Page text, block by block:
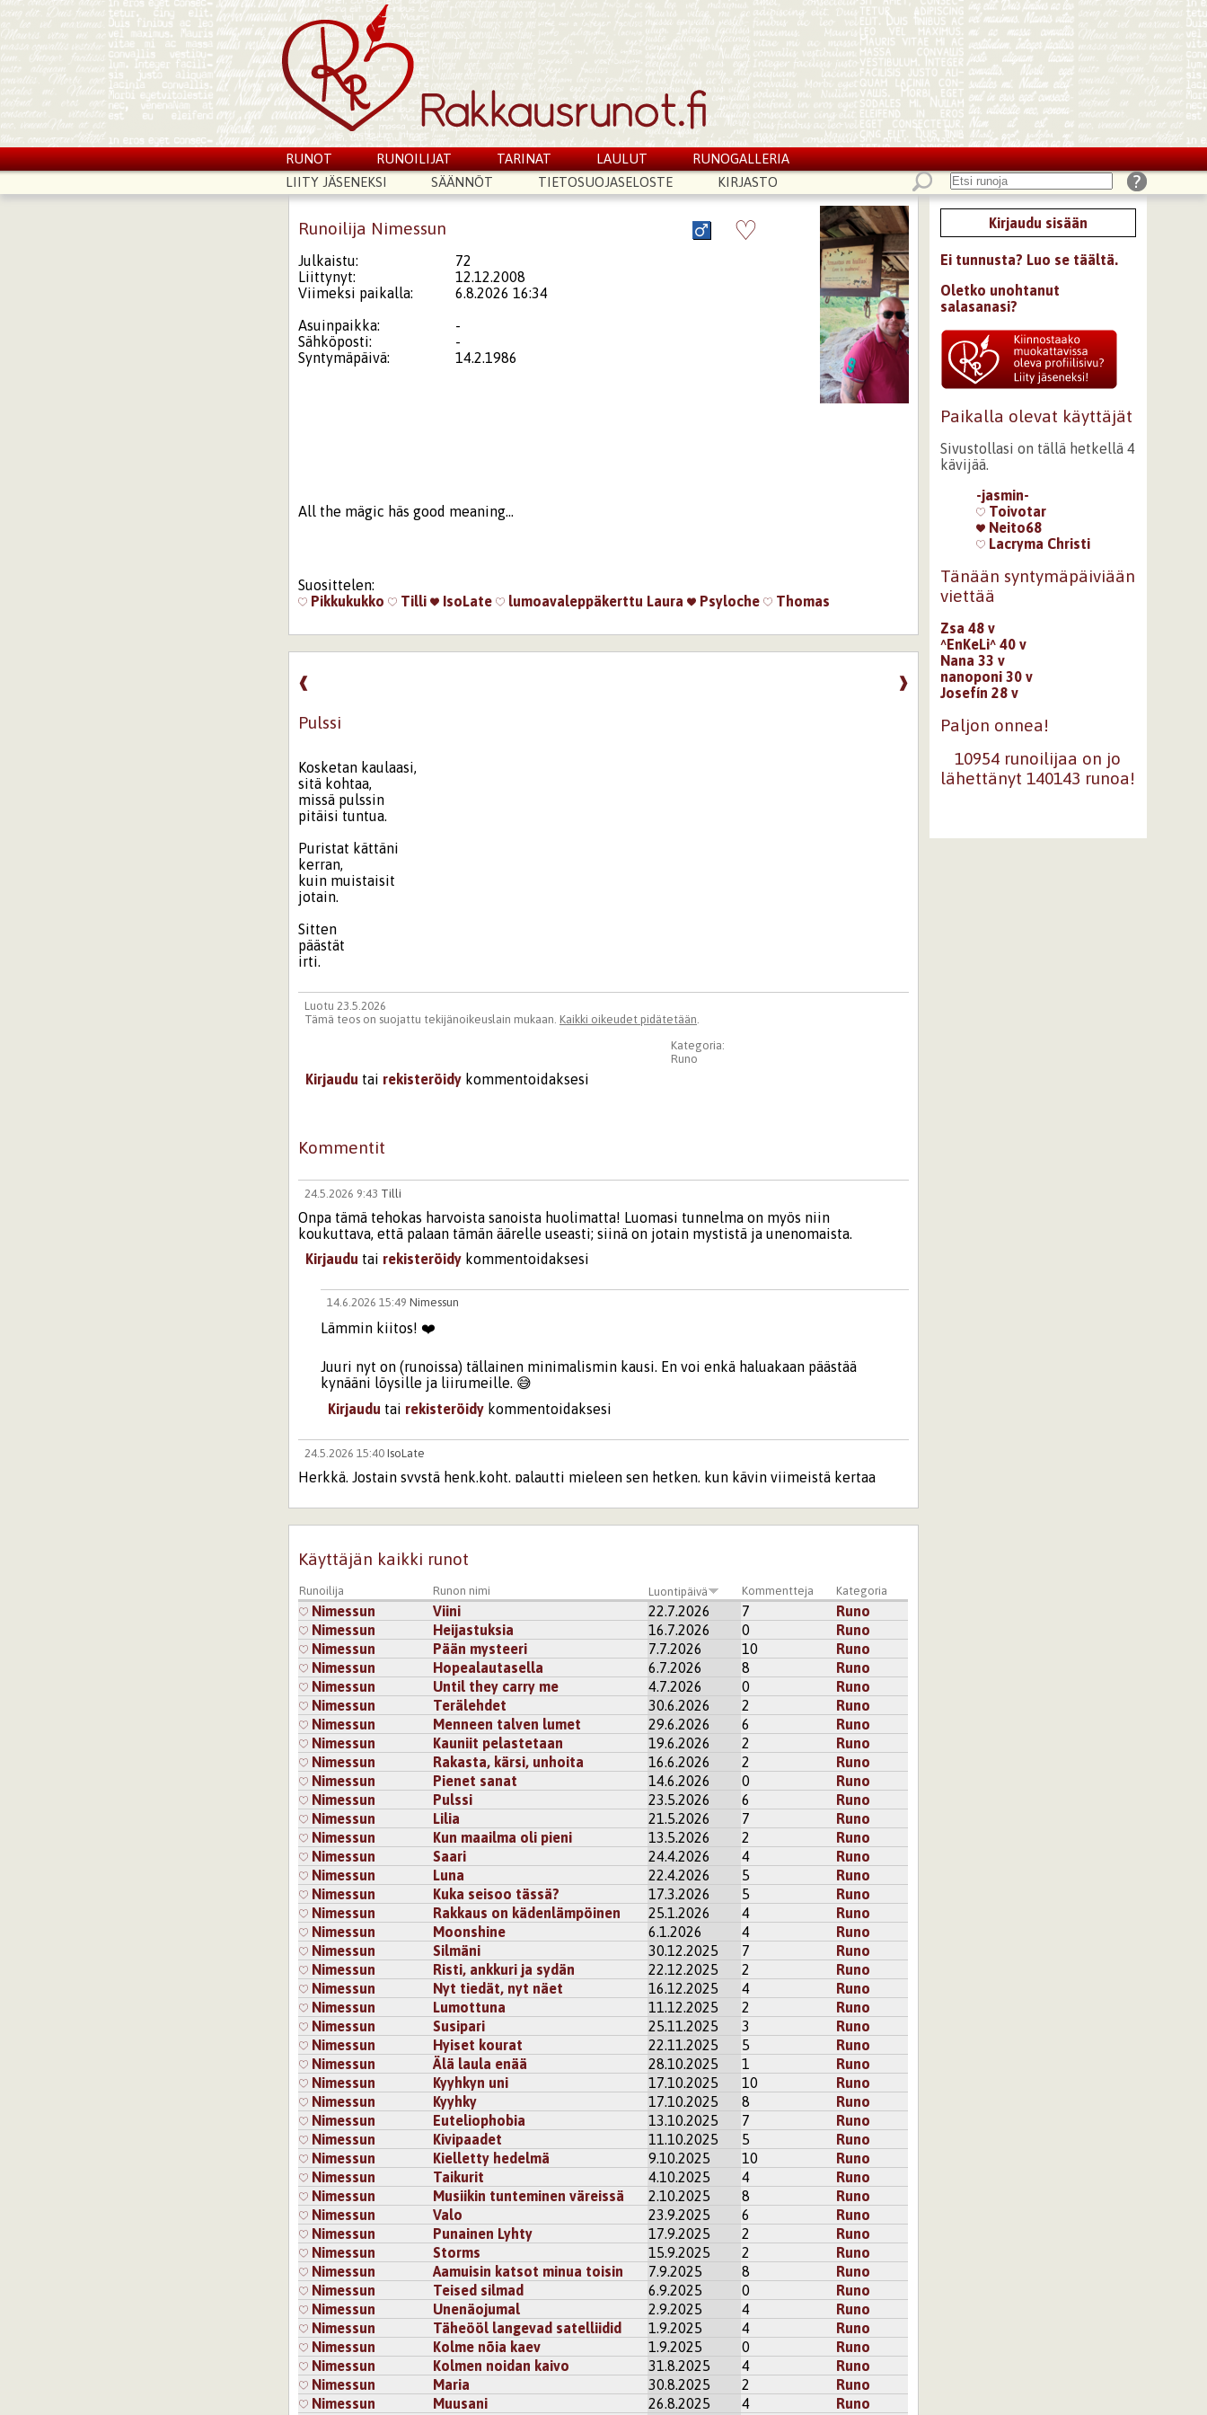
RUNOT RUNOILIJAT TARINAT LAULUT
RUNOGALLERIA
LIITY JÄSENEKSI
SÄÄNNÖT TIETOSUOJASELOSTE KIRJASTO
Runoilija Nimessun ♡
Julkaistu:
72
Liittynyt:
12.12.2008
Viimeksi paikalla:
6.8.2026 16:34
Asuinpaikka:
-
Sähköposti:
-
Syntymäpäivä:
14.2.1986
All the mägic häs good meaning...
Suosittelen:
Pikkukukko
Tilli IsoLate lumoavaleppäkerttu Laura Psyloche Thomas
❱
❰
Pulssi
Kosketan kaulaasi,
sitä kohtaa,
missä pulssin
pitäisi tuntua.
Puristat kättäni
kerran,
kuin muistaisit
jotain.
Sitten
päästät
irti.
Luotu 23.5.2026
Tämä teos on suojattu tekijänoikeuslain mukaan. Kaikki oikeudet pidätetään.
Kategoria:
Runo
Kirjaudu tai rekisteröidy kommentoidaksesi
Kommentit
24.5.2026 9:43 Tilli
Onpa tämä tehokas harvoista sanoista huolimatta! Luomasi tunnelma on myös niin
koukuttava, että palaan tämän äärelle useasti; siinä on jotain mystistä ja unenomaista.
Kirjaudu tai rekisteröidy kommentoidaksesi
14.6.2026 15:49 Nimessun
Lämmin kiitos! ❤️
Juuri nyt on (runoissa) tällainen minimalismin kausi. En voi enkä haluakaan päästää
kynääni löysille ja liirumeille. 😅
Kirjaudu tai rekisteröidy kommentoidaksesi
24.5.2026 15:40 IsoLate
Herkkä. Jostain syystä henk.koht. palautti mieleen sen hetken, kun kävin viimeistä kertaa
14.6.2026 15:51Nimessun
Kiitos! ❤️
On aina hyvin palkitsevaa, jos lukija saattaa kontekstoida runon omaan elämäänsä. En
tietenkään ole iloissani siitä, että se tuo mieleen tuon menetyksen hetken.
Jos kohta on niin, ettei omat runoni ikinä synny euforiassa (tai on niitä ehkä kaksi).
Tarvitaan särkynyt sydän insipiraatioksi ja kärsimystä polttoaineeksi. 😅
Kirjaudutairekisteröidykommentoidaksesi
15.6.2026 9:14 IsoLate
Eikös sitä usein sanota, että paras taide syntyy kärsimyksestä? Ja silti sitä toivoo, että
kukaan ei joutuisi kärsimään.
Kirjaudutairekisteröidykommentoidaksesi
15.6.2026 21:36Nimessun
Niin se varmaan on. Jos on aina tosi tasaista, niin ei kai ole tarvetta unelmoida,
haaveilla eikä sydänkään ole vähän väliä tuhannen päreinä. Mistä sitä silloin edes
kirjoittaisi! ❤️
Kirjaudutairekisteröidykommentoidaksesi
Sivut
Käyttäjän kaikki runot
Runoilija Runon nimi Luontipäivä Kommentteja Kategoria
Nimessun Viini 22.7.2026 7
Runo
Nimessun
Heijastuksia 16.7.2026 0
Runo
Nimessun
Pään mysteeri 7.7.2026 10
Runo
Nimessun
Hopealautasella 6.7.2026 8
Runo
Nimessun
Until they carry me 4.7.2026 0
Runo
Nimessun
Terälehdet 30.6.2026 2
Runo
Nimessun
Menneen talven lumet 29.6.2026 6
Runo
Nimessun
Kauniit pelastetaan 19.6.2026 2
Runo
Nimessun
Rakasta, kärsi, unhoita 16.6.2026 2
Runo
Nimessun
Pienet sanat 14.6.2026 0
Runo
Nimessun
Pulssi 23.5.2026 6
Runo
Nimessun
Lilia 21.5.2026 7
Runo
Nimessun
Kun maailma oli pieni 13.5.2026 2
Runo
Nimessun
Saari 24.4.2026 4
Runo
Nimessun
Luna 22.4.2026 5
Runo
Nimessun
Kuka seisoo tässä? 17.3.2026 5
Runo
Nimessun
Rakkaus on kädenlämpöinen 25.1.2026 4
Runo
Nimessun
Moonshine 6.1.2026 4
Runo
Nimessun
Silmäni 30.12.2025 7
Runo
Nimessun
Risti, ankkuri ja sydän 22.12.2025 2
Runo
Nimessun
Nyt tiedät, nyt näet 16.12.2025 4
Runo
Nimessun
Lumottuna 11.12.2025 2
Runo
Nimessun
Susipari 25.11.2025 3
Runo
Nimessun
Hyiset kourat 22.11.2025 5
Runo
Nimessun
Älä laula enää 28.10.2025 1
Runo
Nimessun
Kyyhkyn uni 17.10.2025 10
Runo
Nimessun
Kyyhky 17.10.2025 8
Runo
Nimessun
Euteliophobia 13.10.2025 7
Runo
Nimessun
Kivipaadet 11.10.2025 5
Runo
Nimessun
Kielletty hedelmä 9.10.2025 10
Runo
Nimessun
Taikurit 4.10.2025 4
Runo
Nimessun
Musiikin tunteminen väreissä 2.10.2025 8
Runo
Nimessun
Valo 23.9.2025 6
Runo
Nimessun
Punainen Lyhty 17.9.2025 2
Runo
Nimessun
Storms 15.9.2025 2
Runo
Nimessun
Aamuisin katsot minua toisin 7.9.2025 8
Runo
Nimessun
Teised silmad 6.9.2025 0
Runo
Nimessun
Unenäojumal 2.9.2025 4
Runo
Nimessun
Täheööl langevad satelliidid 1.9.2025 4
Runo
Nimessun
Kolme nõia kaev 1.9.2025 0
Runo
Nimessun
Kolmen noidan kaivo 31.8.2025 4
Runo
Nimessun
Maria 30.8.2025 2
Runo
Nimessun
Muusani 26.8.2025 4
Runo
Kirjaudu sisään
Ei tunnusta? Luo se täältä.
Oletko unohtanut
salasanasi?
Paikalla olevat käyttäjät
Sivustollasi on tällä hetkellä 4
kävijää.
-jasmin-
Toivotar
Neito68
Lacryma Christi
Tänään syntymäpäiviään
viettää
Zsa 48 v
^EnKeLi^ 40 v
Nana 33 v
nanoponi 30 v
Josefín 28 v
Paljon onnea!
10954 runoilijaa on jo
lähettänyt 140143 runoa!